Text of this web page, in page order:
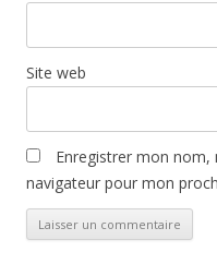
Site web
Enregistrer mon
navigateur pour mon